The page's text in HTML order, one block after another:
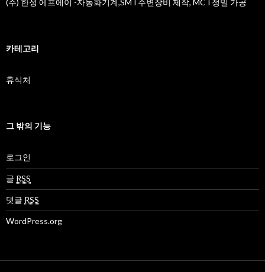
(주) 한성 에프에이 -자동화기계,SMT주변장비 제작, MCT정밀 가공
카테고리
휴식처
그 밖의 기능
로그인
글 RSS
댓글 RSS
WordPress.org